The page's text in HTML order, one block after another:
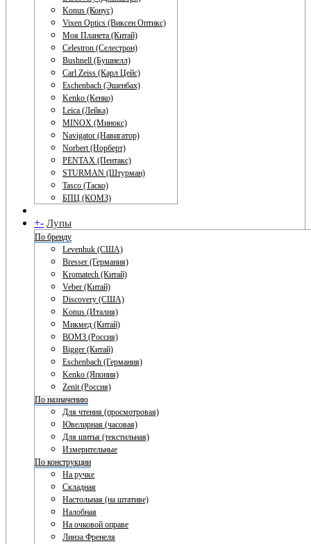
Konus (Конус)
Vixen Optics (Виксен Оптикс)
Моя Планета (Китай)
Celestron (Селестрон)
Bushnell (Бушнелл)
Carl Zeiss (Карл Цейс)
Eschenbach (Эшенбах)
Kenko (Кенко)
Leica (Лейка)
MINOX (Минокс)
Navigator (Навигатор)
Norbert (Норберт)
PENTAX (Пентакс)
STURMAN (Штурман)
Tasco (Таско)
БПЦ (КОМЗ)
+- Лупы
По бренду
Levenhuk (США)
Bresser (Германия)
Kromatech (Китай)
Veber (Китай)
Discovery (США)
Konus (Италия)
Микмед (Китай)
ВОМЗ (Россия)
Bigger (Китай)
Eschenbach (Германия)
Kenko (Япония)
Zenit (Россия)
По назначению
Для чтения (просмотровая)
Ювелирная (часовая)
Для шитья (текстильная)
Измерительные
По конструкции
На ручке
Складная
Настольная (на штативе)
Налобная
На очковой оправе
Линза Френеля